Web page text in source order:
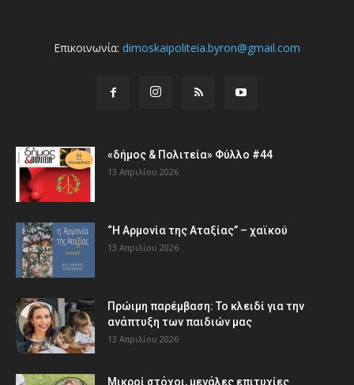
Επικοινωνία: dimoskaipoliteia.byron@gmail.com
«δήμος & Πολιτεία» Φύλλο #44
13 Απριλίου 2026
“Η Αρμονία της Αταξίας” – χαϊκού
13 Απριλίου 2026
Πρώιμη παρέμβαση: Το κλειδί για την
ανάπτυξη των παιδιών µας
13 Απριλίου 2026
Μικροί στόχοι, μεγάλες επιτυχίες